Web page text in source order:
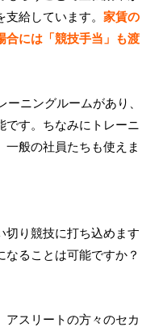
支給しています。家賃の
合には「競技手当」も渡
ーニングルームがあり、
です。ちなみにトレーニ
一般の社員たちも使えま
切り競技に打ち込めます
ることは可能ですか？
アスリートの方々のセカ